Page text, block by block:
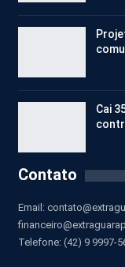
Cai
Contato
Email:
Telefone: (42) 9 9997-